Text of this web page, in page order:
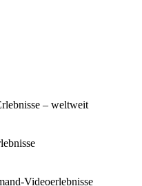
– weltweit
Videoerlebnisse